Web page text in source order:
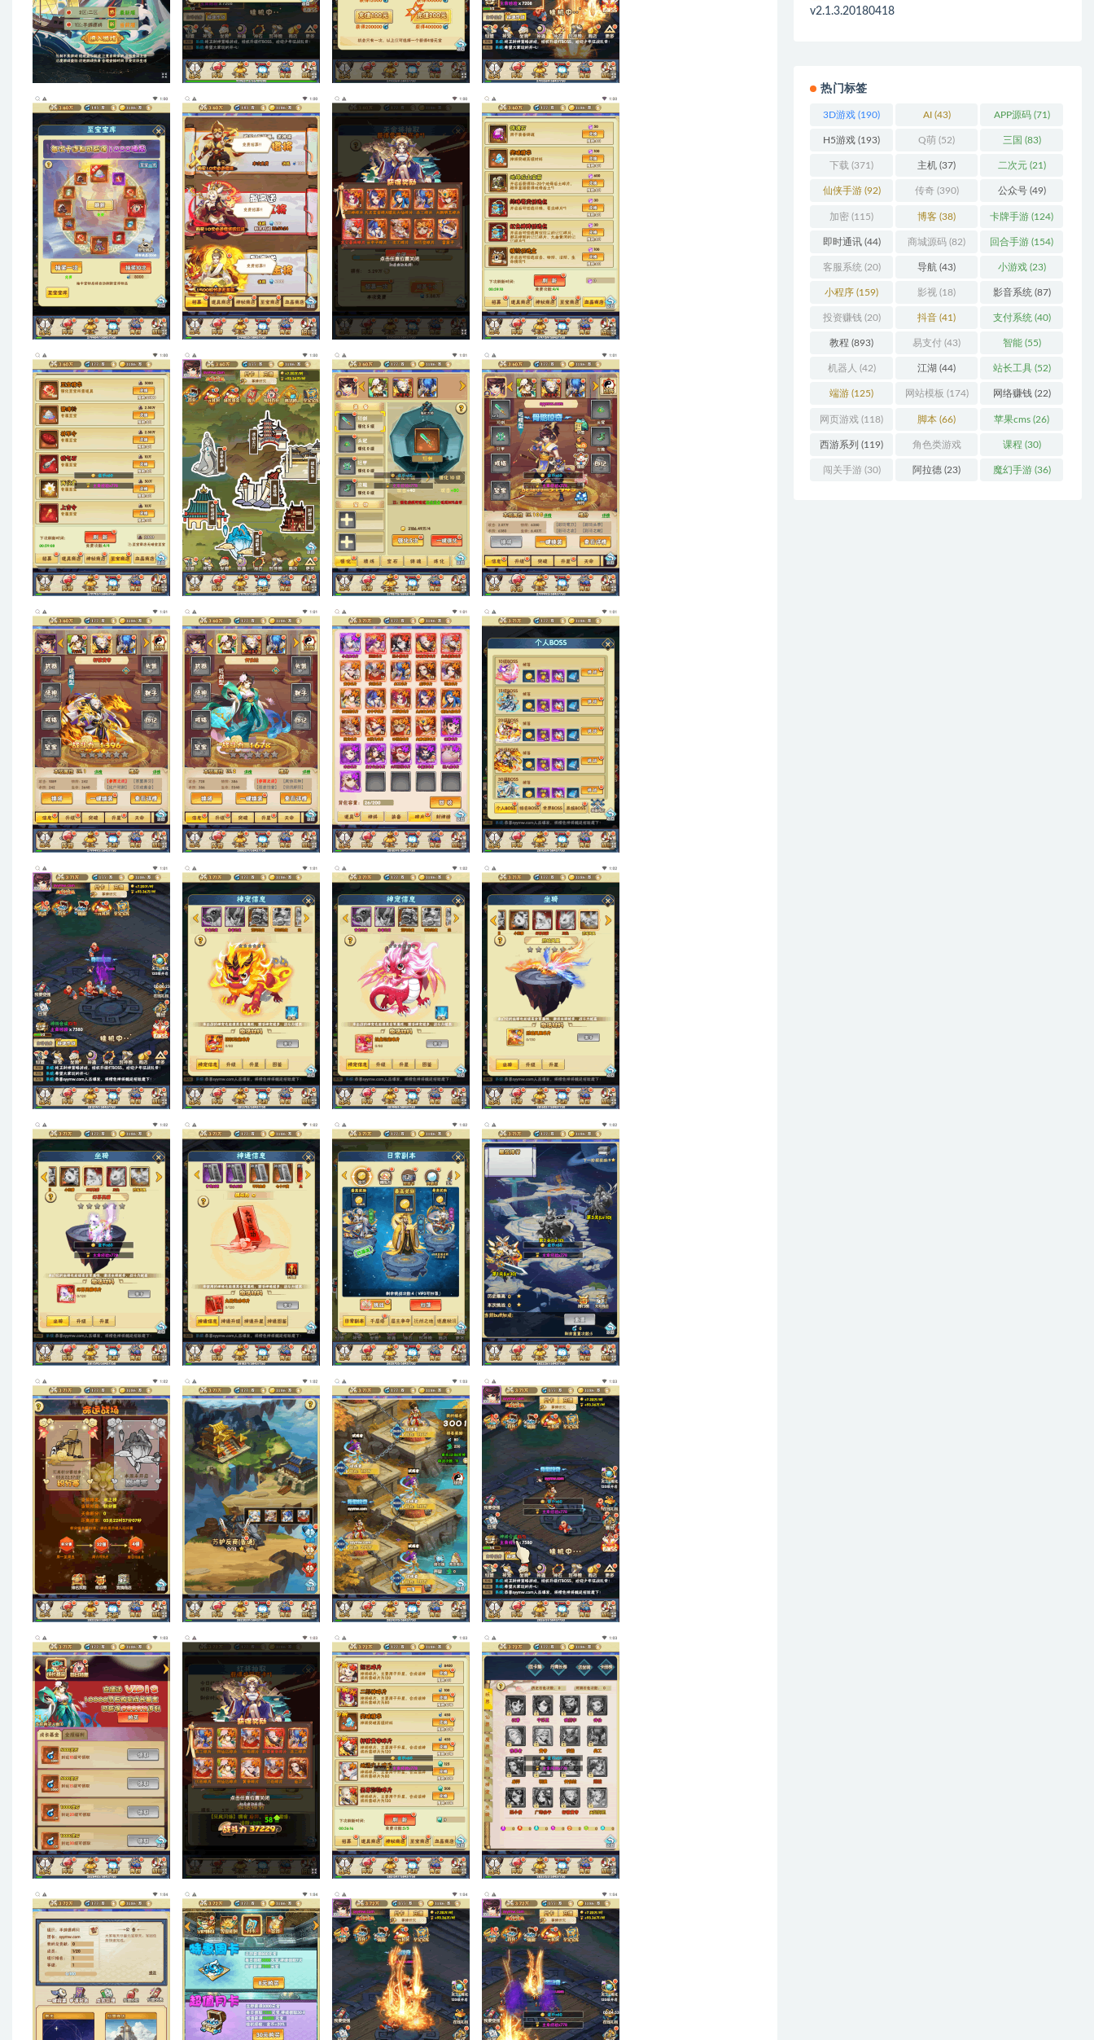
v2.1.3.20180418
热门标签
3D游戏 (190) AI(43) APP源码(71)
H5游戏 (193) Q萌 (52) 三国 (83)
下载 (371) 主机 (37) 二次元(21)
仙侠手游(92) 传奇(390) 公众号(49)
加密 (115) 博客 (38) 卡牌手游 (124)
即时通讯(44) 商城源码 (82) 回合手游 (154)
客服系统 (20) 导航 (43) 小游戏(23)
小程序 (159) 影视 (18) 影音系统 (87)
投资赚钱 (20) 抖音 (41) 支付系统 (40)
教程 (893) 易支付 (43) 智能(55)
机器人 (42) 江湖 (44) 站长工具(52)
端游 (125) 网站模板 (174) 网络赚钱(22)
网页游戏 (118) 脚本 (66) 苹果cms (26)
西游系列 (119) 角色类游戏
(306)
课程 (30)
闯关手游(30) 阿拉德 (23) 魔幻手游(36)